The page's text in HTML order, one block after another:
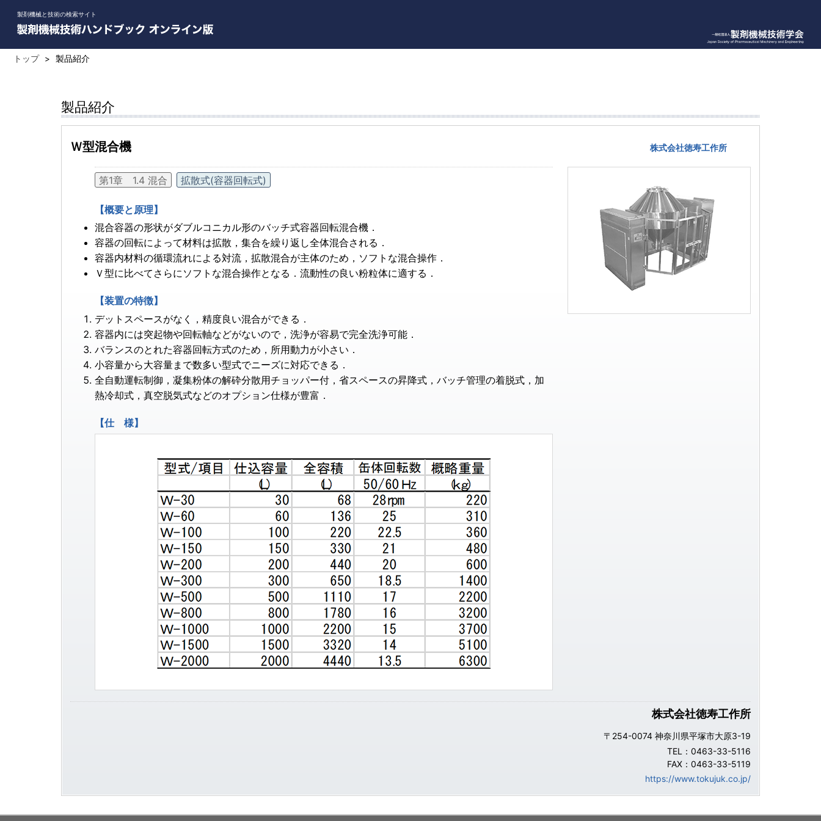
製剤機械と技術の検索サイト
トップ > 製品紹介
製品紹介
Ｗ型混合機 株式会社徳寿工作所
第1章 1.4 混合 拡散式(容器回転式)
【概要と原理】
混合容器の形状がダブルコニカル形のバッチ式容器回転混合機．
容器の回転によって材料は拡散，集合を繰り返し全体混合される．
容器内材料の循環流れによる対流，拡散混合が主体のため，ソフトな混合操作．
Ｖ型に比べてさらにソフトな混合操作となる．流動性の良い粉粒体に適する．
【装置の特徴】
デットスペースがなく，精度良い混合ができる．
容器内には突起物や回転軸などがないので，洗浄が容易で完全洗浄可能．
バランスのとれた容器回転方式のため，所用動力が小さい．
小容量から大容量まで数多い型式でニーズに対応できる．
全自動運転制御，凝集粉体の解砕分散用チョッパー付，省スペースの昇降式，バッチ管理の着脱式，加
熱冷却式，真空脱気式などのオプション仕様が豊富．
【仕 様】
株式会社徳寿工作所
〒254-0074 神奈川県平塚市大原3-19
TEL：0463-33-5116
FAX：0463-33-5119
https://www.tokujuk.co.jp/